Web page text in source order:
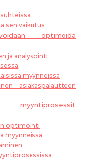
sen vaikutus
optimoida
ja analysointi
myynneissä
asiakaspalautteen
optimointi
myynneissä